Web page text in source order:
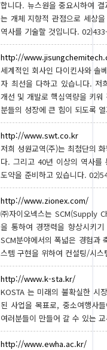
합니다. 뉴스원을 중요시하여
는 개체 지향적 관점으로 세상
역사를 기술할 것입니다.
http://
세계적인 회사인 다이킨사와 솔
자 최선을 다하고 있습니다. 저
개선 및 개발로 핵심역량을 키
분들의 성장에 큰 힘이 되도록
http://www.swt.co.kr
저희 성원교역(주)는 최첨단의
다. 그리고 40년 이상의 역사를
도약을 준비하고 있습니다.
http://www.zionex.com/
㈜자이오넥스는 SCM(Supply
을 통하여 경쟁력을 향상시키
SCM분야에서의 폭넓은 경험과
스템 구현을 위하여 컨설팅/시
http://www.k-sta.kr/
KOSTA 는 미래의 불확실한 시
된 사업을 목표로, 중소여행사
여러분들이 만들어 갈 수 있는
http://www.ewha.ac.kr/